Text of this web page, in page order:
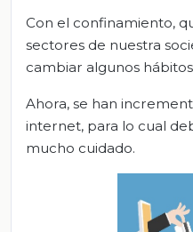
Con el confinamiento,
sectores de nuestra
cambiar algunos
Ahora, se han
internet, para lo cual
mucho cuidado.